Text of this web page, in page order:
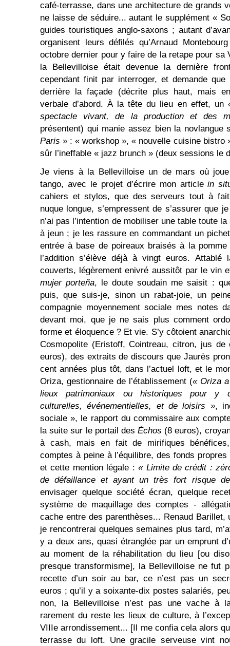
café-terrasse, dans une architecture de grands
ne laisse de séduire... autant le supplément «
guides touristiques anglo-saxons ; autant
organisent leurs défilés qu’Arnaud
octobre dernier pour y faire de la retape pour sa
la Bellevilloise était devenue la dernière
cependant finit par interroger, et demande
derrière la façade (décrite plus haut, mais
verbale d’abord. À la tête du lieu en effet, un
spectacle vivant, de la production et des
présentent) qui manie assez bien la novlangue
Paris » : « workshop », « nouvelle cuisine bistro
sûr l’ineffable « jazz brunch » (deux sessions le
Je viens à la Bellevilloise un de mars où
tango, avec le projet d’écrire mon articlein
cahiers et stylos, que des serveurs tout à
nuque longue, s’empressent de s’assurer que
n’ai pas l’intention de mobiliser une table toute
à jeun ; je les rassure en commandant un
entrée à base de poireaux braisés à la
l’addition s’élève déjà à vingt euros.
couverts, légèrement enivré aussitôt par le vin
mujer porteña, le doute soudain me saisit :
puis, que suis-je, sinon un rabat-joie, un
compagnie moyennement sociale mes notes
devant moi, que je ne sais plus comment
forme et éloquence ? Et vie. S’y côtoient
Cosmopolite (Eristoff, Cointreau, citron, jus
euros), des extraits de discours que Jaurès
cent années plus tôt, dans l’actuel loft, et le
Oriza, gestionnaire de l’établissement (« Oriza
lieux patrimoniaux ou historiques pour y
culturelles, événementielles, et de loisirs »,
sociale », le rapport du commissaire aux
la suite sur le portail des Échos (8 euros),
à cash, mais en fait de mirifiques
comptes à peine à l’équilibre, des fonds
et cette mention légale :« Limite de crédit :
de défaillance et ayant un très fort risque
envisager quelque société écran, quelque
système de maquillage des comptes -
cache entre des parenthèses... Renaud
je rencontrerai quelques semaines plus tard,
y a deux ans, quasi étranglée par un emprunt
au moment de la réhabilitation du lieu [ou
presque transformisme], la Bellevilloise ne fut
recette d’un soir au bar, ce n’est pas un
euros ; qu’il y a soixante-dix postes salariés,
non, la Bellevilloise n’est pas une vache à
rarement du reste les lieux de culture, à
VIIIe arrondissement... [Il me confia cela alors
terrasse du loft. Une gracile serveuse vint